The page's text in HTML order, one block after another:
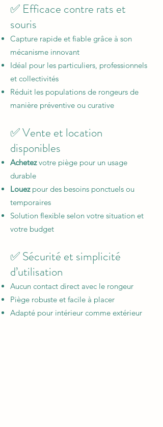
✅ Efficace contre rats et
souris
Capture rapide et fiable grâce à son
mécanisme innovant
Idéal pour les particuliers, professionnels
et collectivités
Réduit les populations de rongeurs de
manière préventive ou curative
✅ Vente et location
disponibles
Achetezvotre piège pour un usage
durable
Louez pour des besoins ponctuels ou
temporaires
Solution flexible selon votre situation et
votre budget
✅ Sécurité et simplicité
d’utilisation
Aucun contact direct avec le rongeur
Piège robuste et facile à placer
Adapté pour intérieur comme extérieur